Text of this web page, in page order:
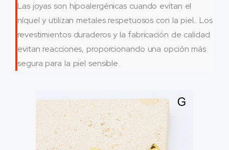
Las joyas son hipoalergénicas cuando evitan el
níquel y utilizan metales respetuosos con la piel.. Los
revestimientos duraderos y la fabricación de calidad
evitan reacciones, proporcionando una opción más
segura para la piel sensible.